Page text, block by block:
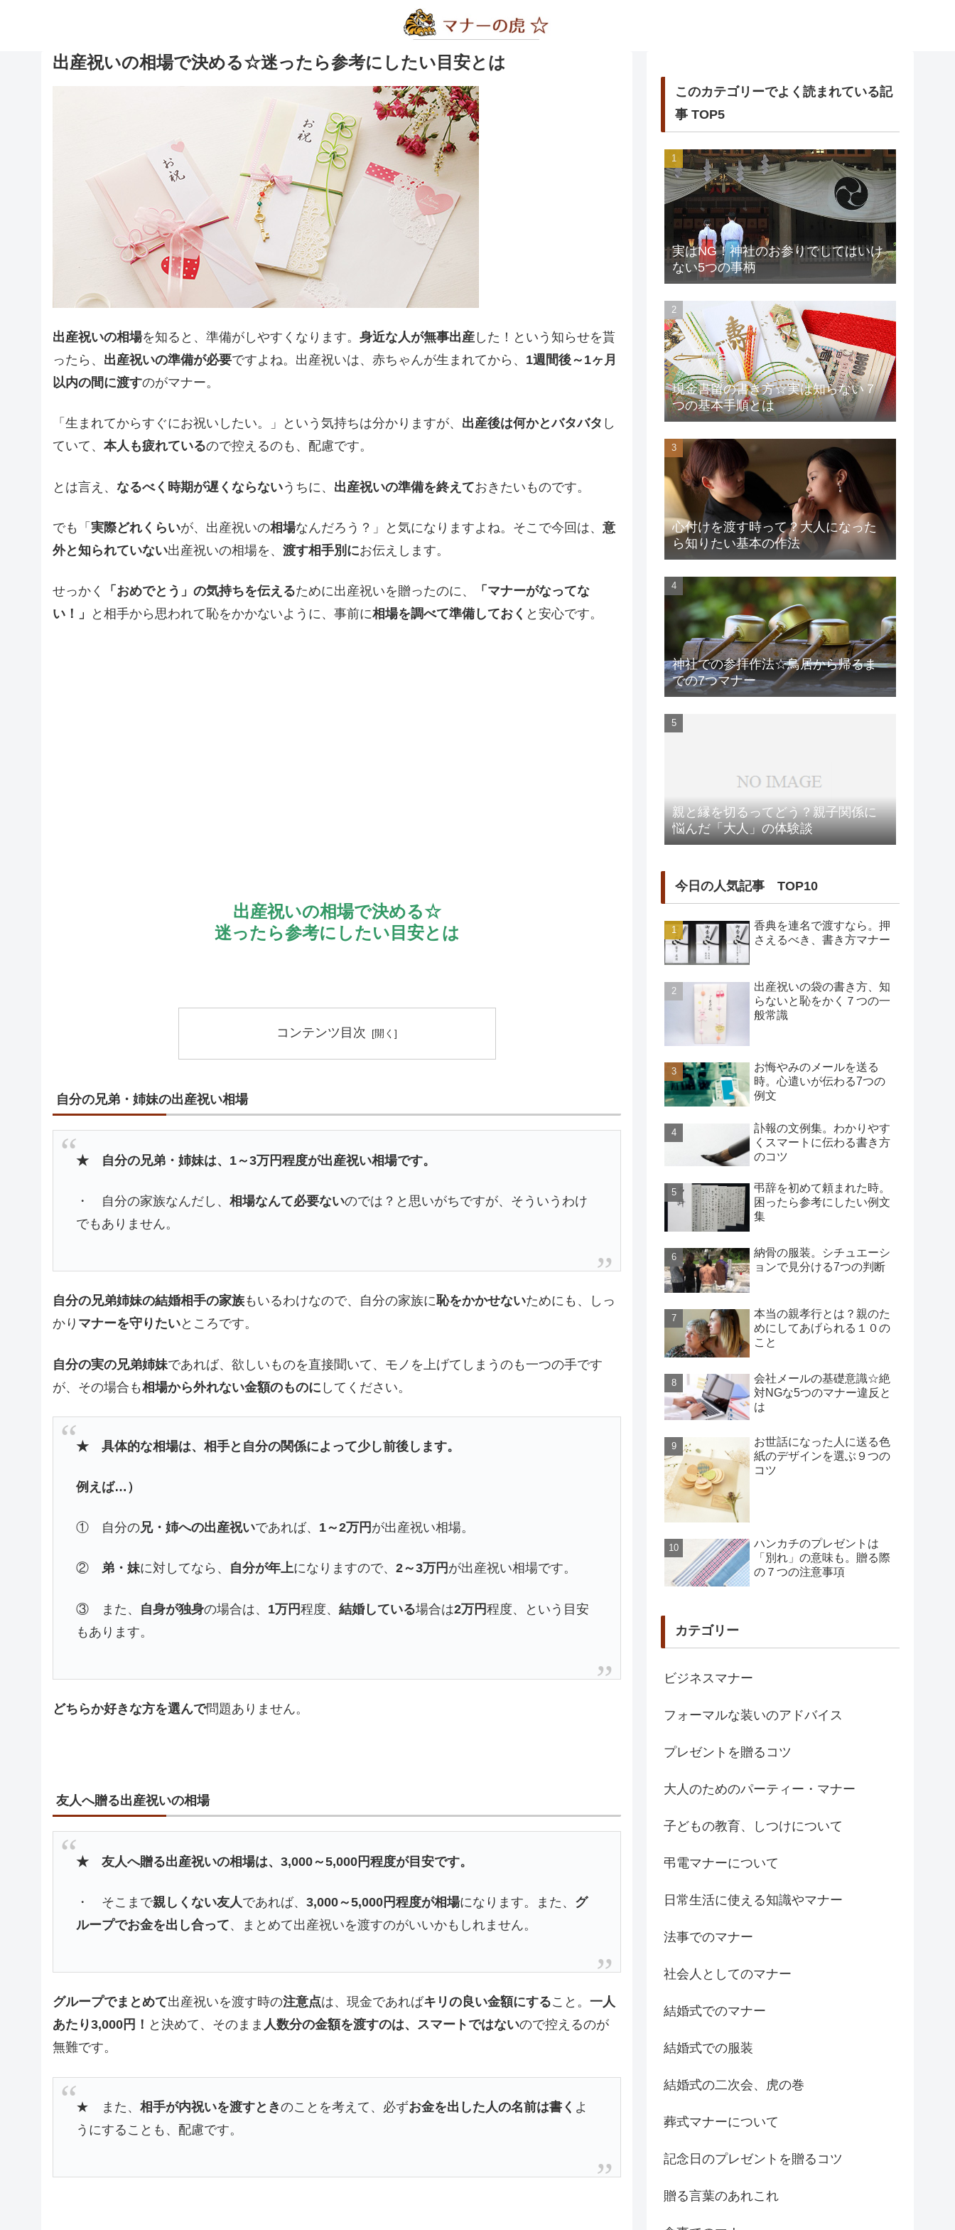
出産祝いの相場で決める☆迷ったら参考にしたい目安とは
出産祝いの相場を知ると、準備がしやすくなります。 身近な人が無事出産 した！という知らせを貰
ったら、 出産祝いの準備が必要ですよね。出産祝いは、赤ちゃんが生まれてから、 1週間後～1ヶ月
以内の間に渡すのがマナー。
「生まれてからすぐにお祝いしたい。」という気持ちは分かりますが、 出産後は何かとバタバタ し
ていて、 本人も疲れているので控えるのも、配慮です。
とは言え、 なるべく時期が遅くならないうちに、 出産祝いの準備を終えておきたいものです。
でも「 実際どれくらいが、出産祝いの相場なんだろう？」と気になりますよね。そこで今回は、 意
外と知られていない出産祝いの相場を、 渡す相手別にお伝えします。
せっかく 「おめでとう」の気持ちを伝えるために出産祝いを贈ったのに、
「マナーがなってな
い！」
と相手から思われて恥をかかないように、事前に相場を調べて準備しておく と安心です。
出産祝いの相場で決める☆
迷ったら参考にしたい目安とは
コンテンツ目次
自分の兄弟・姉妹の出産祝い相場
★ 自分の兄弟・姉妹は、1～3万円程度が出産祝い相場です。
・ 自分の家族なんだし、相場なんて必要ないのでは？と思いがちですが、そういうわけ
でもありません。
自分の兄弟姉妹の結婚相手の家族もいるわけなので、自分の家族に恥をかかせないためにも、しっ
かり マナーを守りたいところです。
自分の実の兄弟姉妹であれば、欲しいものを直接聞いて、モノを上げてしまうのも一つの手です
が、その場合も相場から外れない金額のものに してください。
★ 具体的な相場は、相手と自分の関係によって少し前後します。
例えば…）
① 自分の兄・姉への出産祝いであれば、 1～2万円 が出産祝い相場。
②弟・妹に対してなら、 自分が年上になりますので、2～3万円 が出産祝い相場です。
③ また、 自身が独身の場合は、 1万円程度、結婚している場合は2万円程度、という目安
もあります。
どちらか好きな方を選んで問題ありません。
友人へ贈る出産祝いの相場
★ 友人へ贈る出産祝いの相場は、3,000～5,000円程度が目安です。
・ そこまで親しくない友人であれば、3,000～5,000円程度が相場になります。また、 グ
ループでお金を出し合って、まとめて出産祝いを渡すのがいいかもしれません。
グループでまとめて出産祝いを渡す時の注意点は、現金であればキリの良い金額にすること。 一人
あたり3,000円！ と決めて、そのまま 人数分の金額を渡すのは、スマートではないので控えるのが
無難です。
★ また、相手が内祝いを渡すときのことを考えて、必ずお金を出した人の名前は書く よ
うにすることも、配慮です。
このカテゴリーでよく読まれている記
事 TOP5
実はNG！神社のお参りでしてはいけ
ない5つの事柄
現金書留の書き方☆実は知らない７
つの基本手順とは
心付けを渡す時って？大人になった
ら知りたい基本の作法
神社での参拝作法☆鳥居から帰るま
での7つマナー
親と縁を切るってどう？親子関係に
悩んだ「大人」の体験談
今日の人気記事 TOP10
香典を連名で渡すなら。押
さえるべき、書き方マナー
出産祝いの袋の書き方、知
らないと恥をかく７つの一
般常識
お悔やみのメールを送る
時。心遣いが伝わる7つの
例文
訃報の文例集。わかりやす
くスマートに伝わる書き方
のコツ
弔辞を初めて頼まれた時。
困ったら参考にしたい例文
集
納骨の服装。シチュエーシ
ョンで見分ける7つの判断
本当の親孝行とは？親のた
めにしてあげられる１０の
こと
会社メールの基礎意識☆絶
対NGな5つのマナー違反と
は
お世話になった人に送る色
紙のデザインを選ぶ９つの
コツ
ハンカチのプレゼントは
「別れ」の意味も。贈る際
の７つの注意事項
カテゴリー
ビジネスマナー
フォーマルな装いのアドバイス
プレゼントを贈るコツ
大人のためのパーティー・マナー
子どもの教育、しつけについて
弔電マナーについて
日常生活に使える知識やマナー
法事でのマナー
社会人としてのマナー
結婚式でのマナー
結婚式での服装
結婚式の二次会、虎の巻
葬式マナーについて
記念日のプレゼントを贈るコツ
贈る言葉のあれこれ